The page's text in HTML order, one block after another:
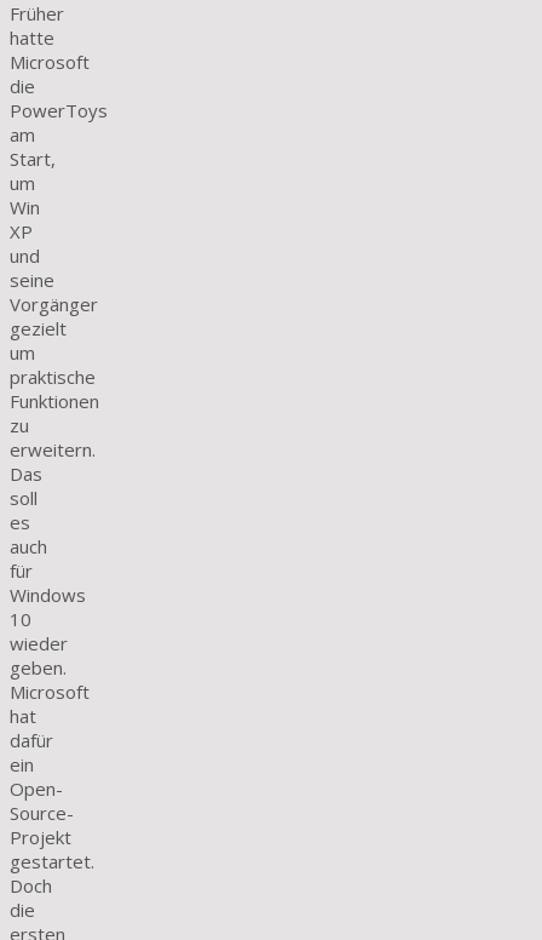
Früher
hatte
Microsoft
die
PowerToys
am
Start,
um
Win
XP
und
seine
Vorgänger
gezielt
um
praktische
Funktionen
zu
erweitern.
Das
soll
es
auch
für
Windows
10
wieder
geben.
Microsoft
hat
dafür
ein
Open-
Source-
Projekt
gestartet.
Doch
die
ersten